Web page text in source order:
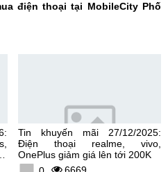
điện thoại tại MobileCity Phố
Tin khuyến mãi 27/12/2025:
Điện thoại realme, vivo,
OnePlus giảm giá lên tới 200K